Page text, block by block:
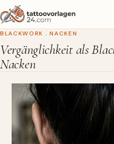
BLACKWORK , NACKEN
Vergänglichkeit als
Nacken